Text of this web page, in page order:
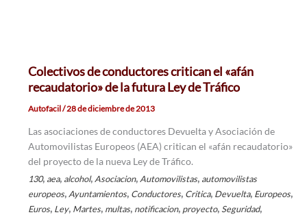
Colectivos de conductores critican el «afán
recaudatorio» de la futura Ley de Tráfico
Autofacil/28 de diciembre de 2013
Las asociaciones de conductores Devuelta y Asociación de
Automovilistas Europeos (AEA) critican el «afán recaudatorio»
del proyecto de la nueva Ley de Tráfico.
130, aea, alcohol,Asociacion,Automovilistas, automovilistas
europeos,Ayuntamientos, Conductores, Critica, Devuelta, Europeos,
Euros, Ley, Martes, multas, notificacion, proyecto, Seguridad,